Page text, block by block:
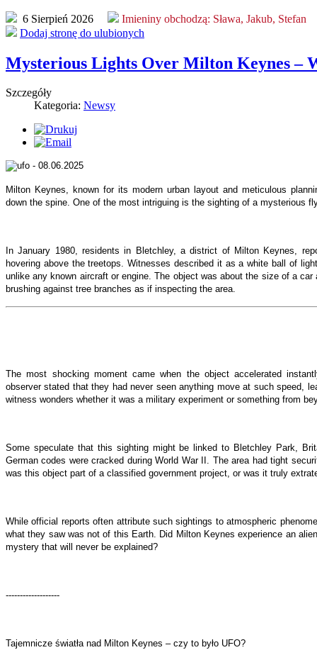
6 Sierpień 2026 Imieniny obchodzą: Sława, Jakub, Stefan
Dodaj stronę do ulubionych
Mysterious Lights Over Milton Keynes –
Szczegóły
Kategoria: Newsy
Milton Keynes, known for its modern urban layout and meticulous
down the spine. One of the most intriguing is the sighting of a mysterious
In January 1980, residents in Bletchley, a district of Milton Keynes,
hovering above the treetops. Witnesses described it as a white ball of
unlike any known aircraft or engine. The object was about the size of a
brushing against tree branches as if inspecting the area.
The most shocking moment came when the object accelerated
observer stated that they had never seen anything move at such speed,
witness wonders whether it was a military experiment or something from
Some speculate that this sighting might be linked to Bletchley Park,
German codes were cracked during World War II. The area had tight
was this object part of a classified government project, or was it truly
While official reports often attribute such sightings to atmospheric
what they saw was not of this Earth. Did Milton Keynes experience an
mystery that will never be explained?
-------------------
Tajemnicze światła nad Milton Keynes – czy to było UFO?